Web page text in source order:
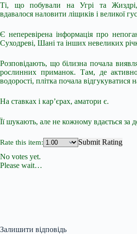
Ті, що побували на Угрі та
вдавалося наловити ліщиків і великої
Є неперевірена інформація про
Суходреві, Шані та інших невеликих
Розповідають, що білизна почала
рослинних приманок. Там, де активно
водорості, плітка почала відгукуватися
На ставках і кар’єрах, аматори є.
Її шукають, але не кожному вдається за
Rate this item:
Submit Rating
No votes yet.
Please wait…
Залишити відповідь